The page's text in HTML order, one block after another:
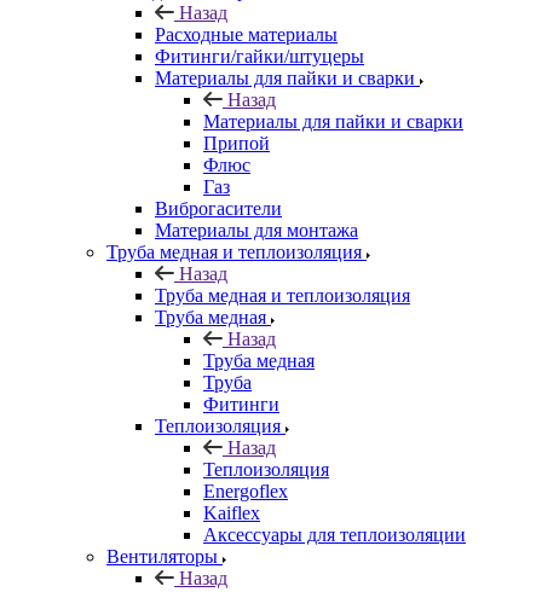
Назад
Расходные материалы
Фитинги/гайки/штуцеры
Материалы для пайки и сварки
Назад
Материалы для пайки и сварки
Припой
Флюс
Газ
Виброгасители
Материалы для монтажа
Труба медная и теплоизоляция
Назад
Труба медная и теплоизоляция
Труба медная
Назад
Труба медная
Труба
Фитинги
Теплоизоляция
Назад
Теплоизоляция
Energoflex
Kaiflex
Аксессуары для теплоизоляции
Вентиляторы
Назад